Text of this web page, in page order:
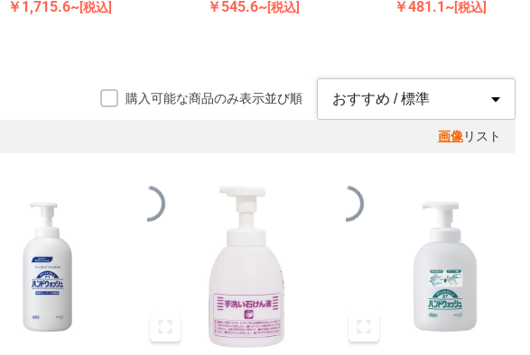
￥1,715.6~[税込] ￥545.6~[税込] ￥481.1~[税込]
購入可能な商品のみ表示並び順
画像 リスト